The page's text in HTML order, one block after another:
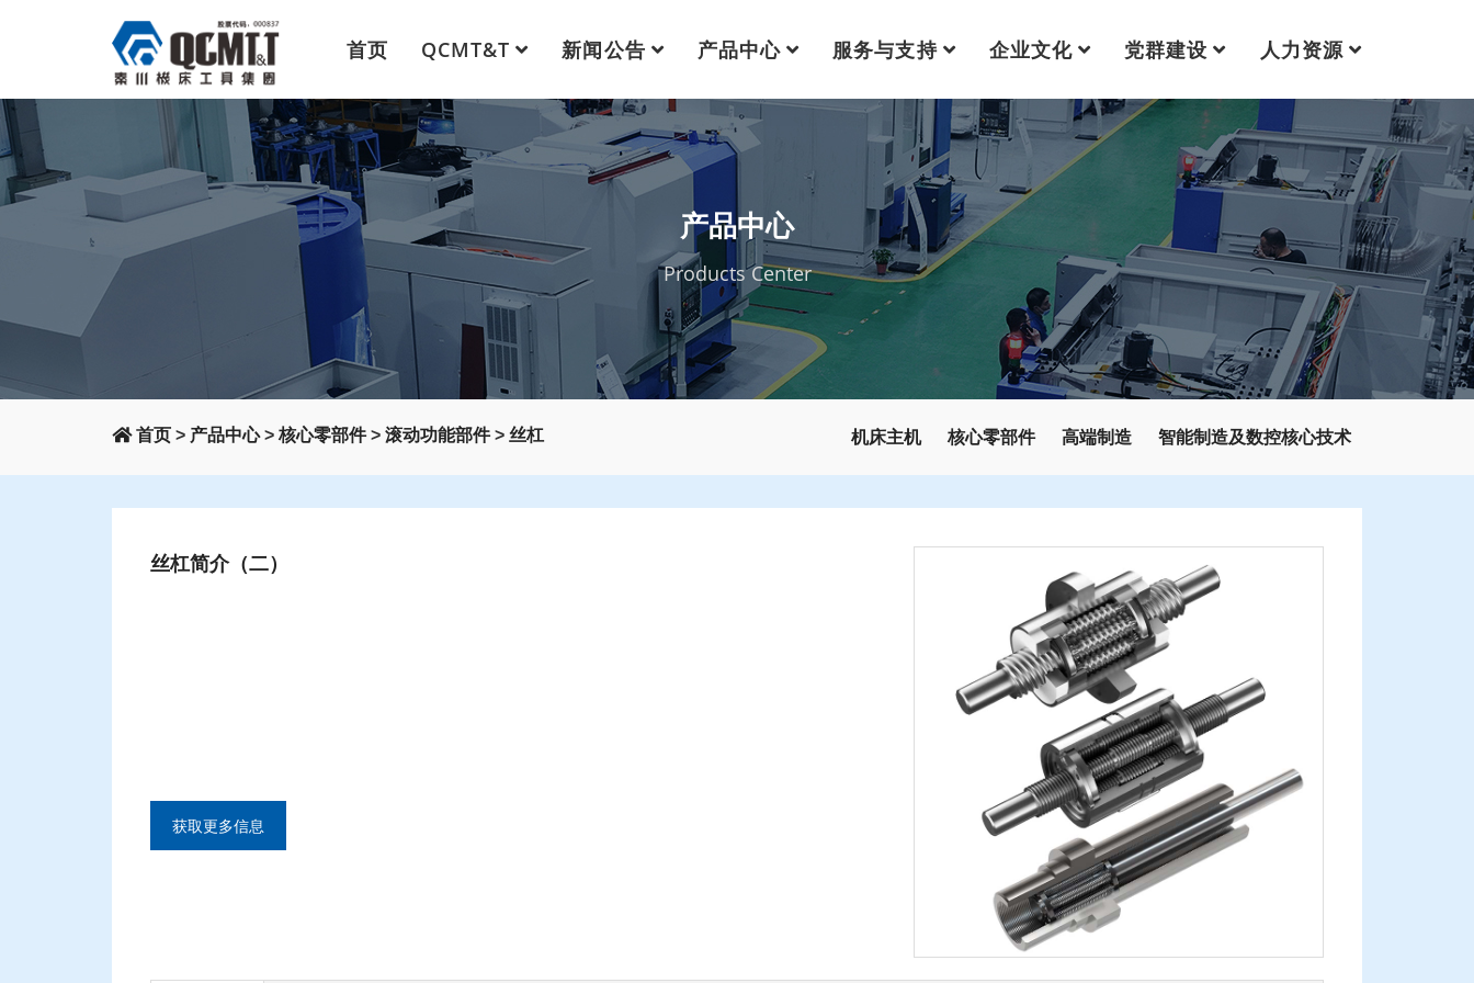
首页 QCMT&T 新闻公告 产品中心 服务与支持 企业文化 党群建设 人力资源
产品中心
Products Center
首页 > 产品中心> 核心零部件> 滚动功能部件> 丝杠 机床主机 核心零部件 高端制造 智能制造及数控核心技术
丝杠简介（二）
获取更多信息